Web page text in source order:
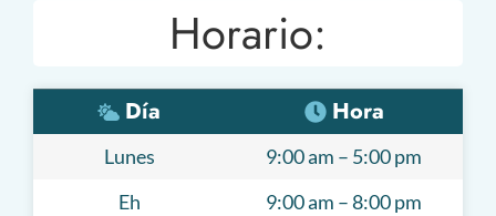
Horario:
Día Hora
Lunes
9:00 am – 5:00 pm
Eh
9:00 am – 8:00 pm